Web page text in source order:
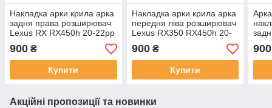
Накладка арки крила арка
задня права розширювач
Lexus RX RX450h 20-22рр
7560548030 оригінал бв
900 ₴
Купити
Накладка арки крила арка
передня ліва розширювач
Lexus RX350 RX450h 20-
22рр 7560248060 оригінал
бв
900₴
Купити
900
Акційні пропозиції та новинки